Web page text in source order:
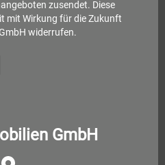
zusendet. Diese
mit Wirkung für die Zukunft
widerrufen.
GmbH